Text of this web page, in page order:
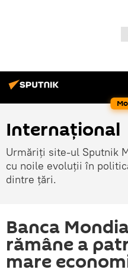
Internațional
Urmăriți site-ul Sputnik
cu noile evoluții în
dintre țări.
Banca
rămâne a
mare